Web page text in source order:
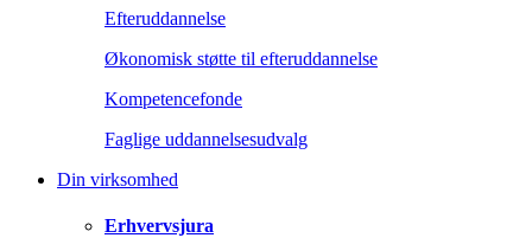
Efteruddannelse
Økonomisk støtte til efteruddannelse
Kompetencefonde
Faglige uddannelsesudvalg
Din virksomhed
Erhvervsjura